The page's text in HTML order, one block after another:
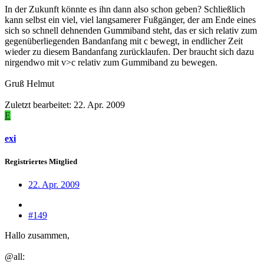
In der Zukunft könnte es ihn dann also schon geben? Schließlich
kann selbst ein viel, viel langsamerer Fußgänger, der am Ende eines
sich so schnell dehnenden Gummiband steht, das er sich relativ zum
gegenüberliegenden Bandanfang mit c bewegt, in endlicher Zeit
wieder zu diesem Bandanfang zurücklaufen. Der braucht sich dazu
nirgendwo mit v>c relativ zum Gummiband zu bewegen.
Gruß Helmut
Zuletzt bearbeitet: 22. Apr. 2009
E
exi
Registriertes Mitglied
22. Apr. 2009
#149
Hallo zusammen,
@all: